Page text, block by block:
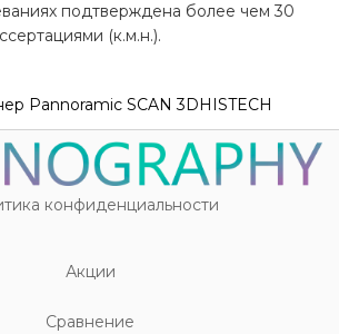
подтверждена более чем 30
(к.м.н.).
Pannoramic SCAN 3DHISTECH
конфиденциальности
Акции
Cравнение